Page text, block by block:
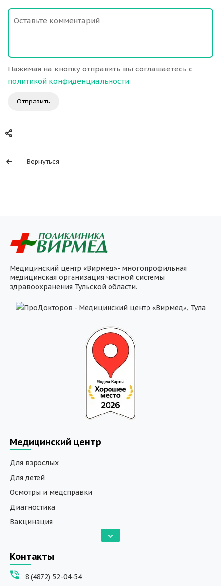
Нажимая на кнопку отправить вы соглашаетесь с
политикой конфиденциальности
Отправить
Вернуться
Медицинский центр «Вирмед»- многопрофильная
медицинская организация частной системы
здравоохранения Тульской области.
Медицинский центр
Для взрослых
Для детей
Осмотры и медсправки
Диагностика
Вакцинация
Вызов на дом
ДНК исследования
Программы обучения
Контакты
8 (4872) 52-04-54